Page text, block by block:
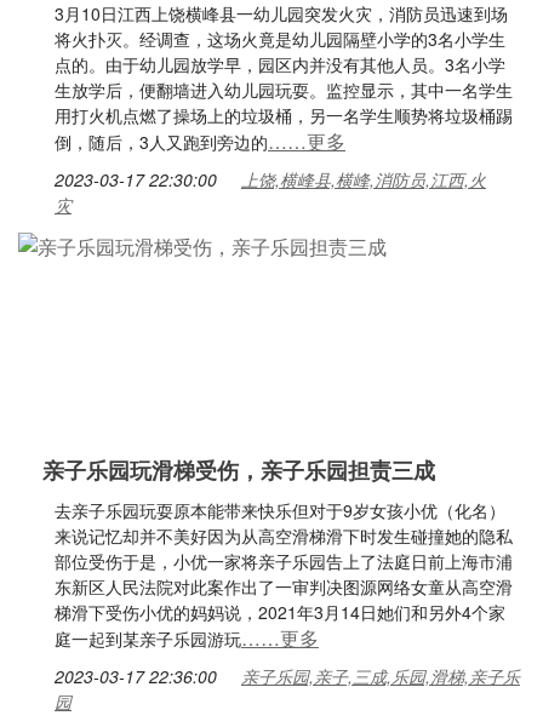
3月10日江西上饶横峰县一幼儿园突发火灾，消防员迅速到场
将火扑灭。经调查，这场火竟是幼儿园隔壁小学的3名小学生
点的。由于幼儿园放学早，园区内并没有其他人员。3名小学
生放学后，便翻墙进入幼儿园玩耍。监控显示，其中一名学生
用打火机点燃了操场上的垃圾桶，另一名学生顺势将垃圾桶踢
倒，随后，3人又跑到旁边的……更多
2023-03-17 22:30:00
上饶,横峰县,横峰,消防员,江西,火
灾
亲子乐园玩滑梯受伤，亲子乐园担责三成
去亲子乐园玩耍原本能带来快乐但对于9岁女孩小优（化名）
来说记忆却并不美好因为从高空滑梯滑下时发生碰撞她的隐私
部位受伤于是，小优一家将亲子乐园告上了法庭日前上海市浦
东新区人民法院对此案作出了一审判决图源网络女童从高空滑
梯滑下受伤小优的妈妈说，2021年3月14日她们和另外4个家
庭一起到某亲子乐园游玩……更多
2023-03-17 22:36:00
亲子乐园,亲子,三成,乐园,滑梯,亲子乐
园